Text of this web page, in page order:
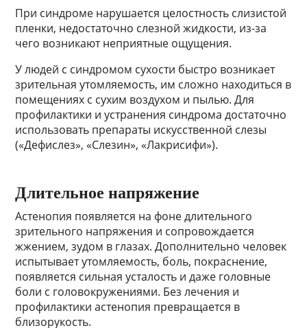
При синдроме нарушается целостность слизистой
пленки, недостаточно слезной жидкости, из-за
чего возникают неприятные ощущения.
У людей с синдромом сухости быстро возникает
зрительная утомляемость, им сложно находиться в
помещениях с сухим воздухом и пылью. Для
профилактики и устранения синдрома достаточно
использовать препараты искусственной слезы
(«Дефислез», «Слезин», «Лакрисифи»).
Длительное напряжение
Астенопия появляется на фоне длительного
зрительного напряжения и сопровождается
жжением, зудом в глазах. Дополнительно человек
испытывает утомляемость, боль, покраснение,
появляется сильная усталость и даже головные
боли с головокружениями. Без лечения и
профилактики астенопия превращается в
близорукость.